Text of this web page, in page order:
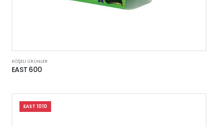
KÖŞELI ÜRÜNLER
EAST 600
EAST 1010